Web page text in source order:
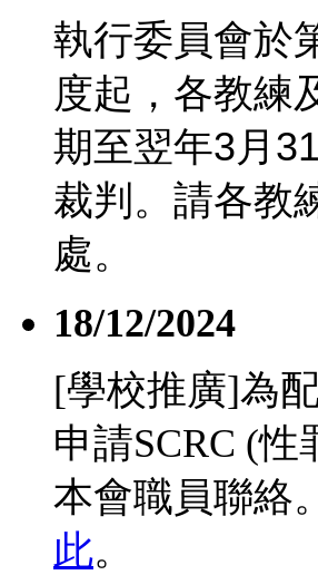
執行委員會於
度起，各教練
期至翌年3月 31
裁判。請各教
處。
18/12/2024
[學校推廣]為
申請SCRC (
本會職員聯絡
此。